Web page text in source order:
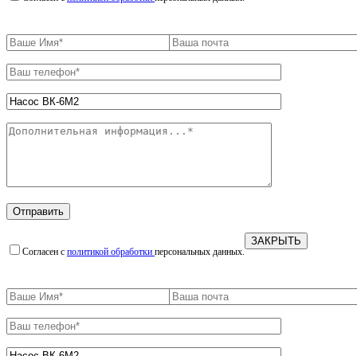
Согласен с политикой обработки персональных данных.
ЗАКРЫТЬ